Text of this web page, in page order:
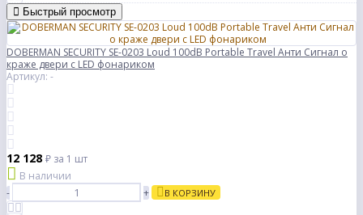
Быстрый просмотр
DOBERMAN SECURITY SE-0203 Loud 100dB Portable Travel Анти Сигнал о
краже двери с LED фонариком
Артикул: -
12 128 ₽ за 1 шт
В наличии
-
+ В КОРЗИНУ